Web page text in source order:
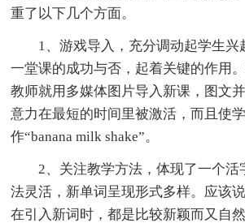
重了以下几个方面。
1、游戏导入，充分调动起学生兴
一堂课的成功与否，起着关键的作用
教师就用多媒体图片导入新课，图文
意力在最短的时间里被激活，而且使
作“banana milk shake”。
2、关注教学方法，体现了一个活
法灵活，新单词呈现形式多样。应该
在引入新词时，都是比较新颖而又自